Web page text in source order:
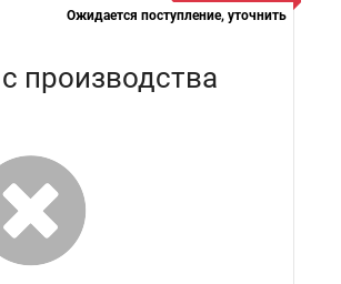
Ожидается поступление, уточнить
производства